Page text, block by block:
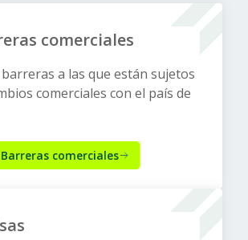
comerciales
a las que están sujetos
comerciales con el país de
comerciales